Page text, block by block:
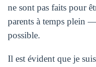
ne sont pas faits pour
parents à temps plein
possible.
Il est évident que je